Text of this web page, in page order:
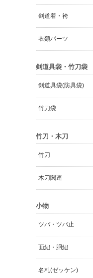
剣道着・袴
衣類パーツ
剣道具袋・竹刀袋
剣道具袋(防具袋)
竹刀袋
竹刀・木刀
竹刀
木刀関連
小物
ツバ・ツバ止
面紐・胴紐
名札(ゼッケン)